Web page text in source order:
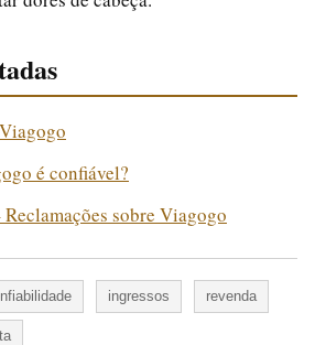
é confiável?
sobre Viagogo
ingressos revenda